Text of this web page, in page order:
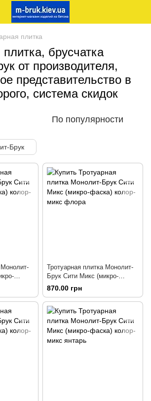
плитка
брусчатка
от производителя,
представительство в
система скидок
По популярности
Брук
Монолит-
Тротуарная плитка Монолит-
Брук Сити Микс (микро-
фаска) колор-микс флора
870.00 грн